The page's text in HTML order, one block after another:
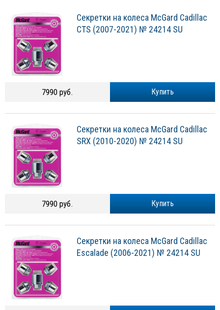
Секретки на колеса McGard Cadillac
CTS (2007-2021) № 24214 SU
Купить
7990 руб.
Секретки на колеса McGard Cadillac
SRX (2010-2020) № 24214 SU
Купить
7990 руб.
Секретки на колеса McGard Cadillac
Escalade (2006-2021) № 24214 SU